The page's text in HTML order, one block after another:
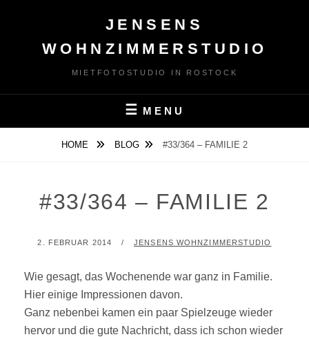
JENSENS
WOHNZIMMERSTUDIO
MIETFOTOSTUDIO IN ROSTOCK
MENU
HOME BLOG #33/364 – FAMILIE 2
#33/364 – FAMILIE 2
POSTED
2. FEBRUAR 2014 BY
JENSENS WOHNZIMMERSTUDIO
Wie gesagt, das Wochenende war ganz in Familie.
Hier einige Impressionen davon.
Ganz nebenbei kamen ein paar Spielzeuge wieder
hervor und die gute Nachricht, dass ich schon wieder